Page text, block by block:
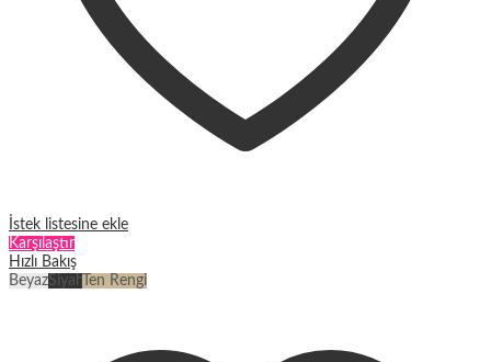
İstek listesine ekle
Karşılaştır
Hızlı Bakış
BeyazSiyah Ten Rengi